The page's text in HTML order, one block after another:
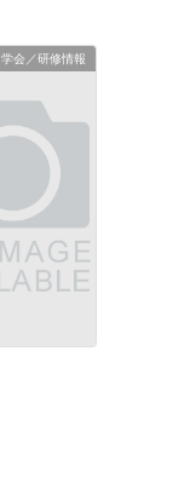
学会／研修情報